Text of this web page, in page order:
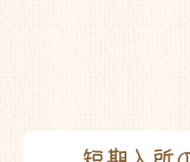
特別養護老人